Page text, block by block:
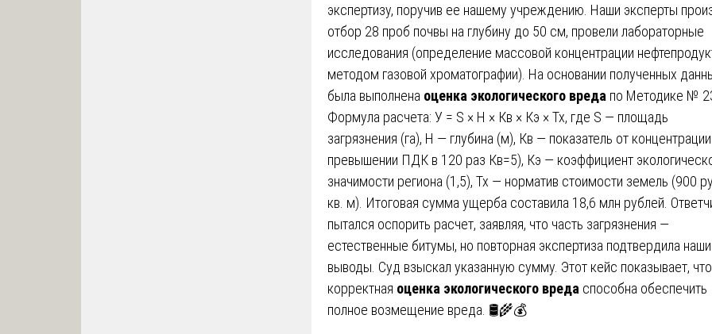
экспертизу, поручив ее нашему учреждению. Наши эксперты
отбор 28 проб почвы на глубину до 50 см, провели лабораторные
исследования (определение массовой концентрации
методом газовой хроматографии). На основании полученных
была выполнена оценка экологического вреда по Методике №
Формула расчета: У = S × H × Кв × Кэ × Тх, где S — площадь
загрязнения (га), Н — глубина (м), Кв — показатель от
превышении ПДК в 120 раз Кв=5), Кэ — коэффициент
значимости региона (1,5), Тх — норматив стоимости земель (900
кв. м). Итоговая сумма ущерба составила 18,6 млн рублей.
пытался оспорить расчет, заявляя, что часть загрязнения —
естественные битумы, но повторная экспертиза подтвердила наши
выводы. Суд взыскал указанную сумму. Этот кейс показывает, что
корректная оценка экологического вреда способна обеспечить
полное возмещение вреда. 🛢️🌾💰